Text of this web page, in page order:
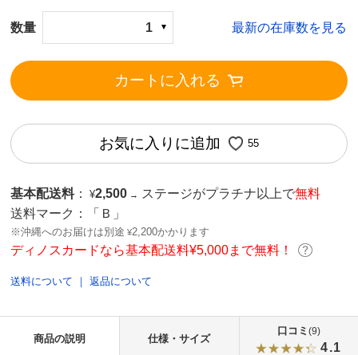
数量 1 最新の在庫数を見る
カートに入れる
お気に入りに追加 55
基本配送料 ： ¥2,500 → ステージがプラチナ以上で無料
送料マーク：
「Ｂ」
※沖縄へのお届けは別途 ¥2,200かかります
ディノスカードなら基本配送料¥5,000まで無料！
送料について ｜返品について
商品の説明 仕様・サイズ
口コミ (9)
4.1